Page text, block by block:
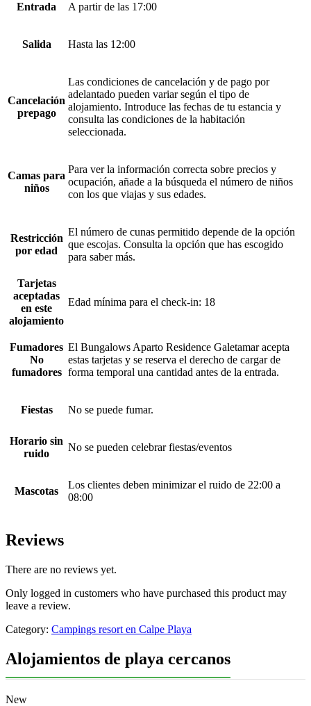
Entrada A partir de las 17:00
Salida Hasta las 12:00
Cancelación
prepago
Las condiciones de cancelación y de pago por
adelantado pueden variar según el tipo de
alojamiento. Introduce las fechas de tu estancia y
consulta las condiciones de la habitación
seleccionada.
Camas para
niños
Para ver la información correcta sobre precios y
ocupación, añade a la búsqueda el número de niños
con los que viajas y sus edades.
Restricción
por edad
El número de cunas permitido depende de la opción
que escojas. Consulta la opción que has escogido
para saber más.
Tarjetas
aceptadas
en este
alojamiento
Edad mínima para el check-in: 18
Fumadores
No
fumadores
El Bungalows Aparto Residence Galetamar acepta
estas tarjetas y se reserva el derecho de cargar de
forma temporal una cantidad antes de la entrada.
Fiestas No se puede fumar.
Horario sin
ruido
No se pueden celebrar fiestas/eventos
Mascotas
Los clientes deben minimizar el ruido de 22:00 a
08:00
Reviews
There are no reviews yet.
Only logged in customers who have purchased this product may
leave a review.
Category: Campings resort en Calpe Playa
Alojamientos de playa cercanos
New